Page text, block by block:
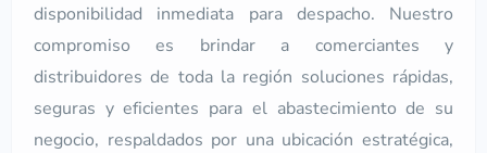
disponibilidad inmediata para despacho. Nuestro
compromiso es brindar a comerciantes y
distribuidores de toda la región soluciones rápidas,
seguras y eficientes para el abastecimiento de su
negocio, respaldados por una ubicación estratégica,